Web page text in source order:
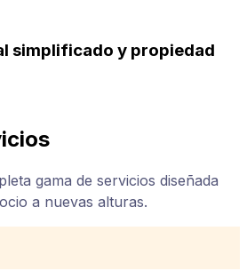
simplificado y propiedad
gama de servicios diseñada
a nuevas alturas.